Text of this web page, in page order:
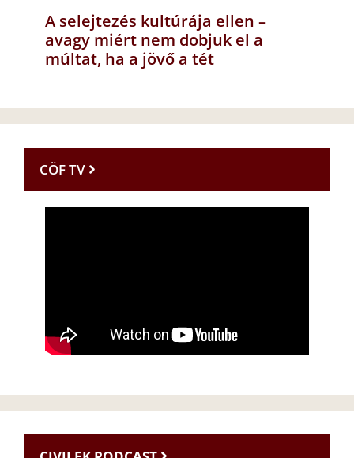
A selejtezés kultúrája ellen –
avagy miért nem dobjuk el a
múltat, ha a jövő a tét
CÖF TV